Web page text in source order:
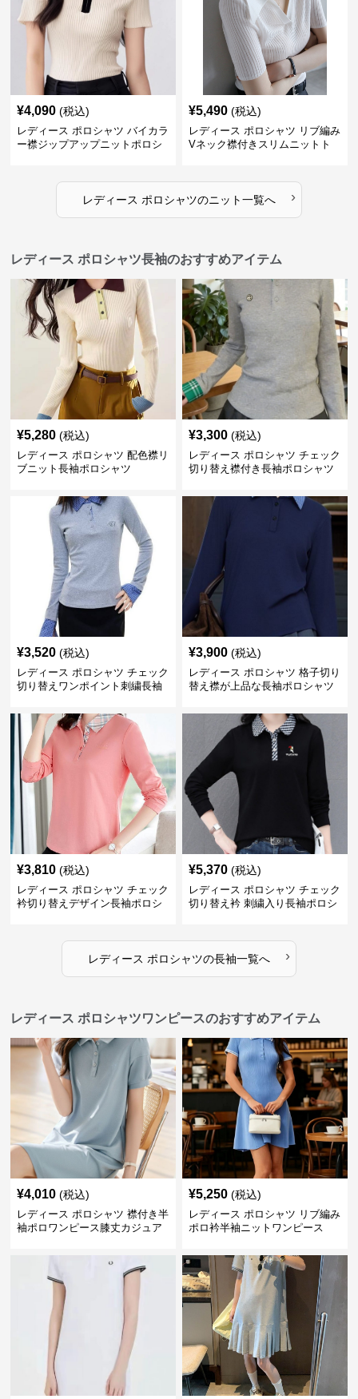
¥4,090 (税込)
レディース ポロシャツ バイカラ
ー襟ジップアップニットポロシ
¥5,490 (税込)
レディース ポロシャツ リブ編み
Vネック襟付きスリムニットト
レディース ポロシャツのニット一覧へ ›
レディース ポロシャツ長袖のおすすめアイテム
¥5,280 (税込)
レディース ポロシャツ 配色襟リ
ブニット長袖ポロシャツ
¥3,300 (税込)
レディース ポロシャツ チェック
切り替え襟付き長袖ポロシャツ
¥3,520 (税込)
レディース ポロシャツ チェック
切り替えワンポイント刺繍長袖
¥3,900 (税込)
レディース ポロシャツ 格子切り
替え襟が上品な長袖ポロシャツ
¥3,810 (税込)
レディース ポロシャツ チェック
衿切り替えデザイン長袖ポロシ
¥5,370 (税込)
レディース ポロシャツ チェック
切り替え衿 刺繍入り長袖ポロシ
レディース ポロシャツの長袖一覧へ ›
レディース ポロシャツワンピースのおすすめアイテム
¥4,010 (税込)
レディース ポロシャツ 襟付き半
袖ポロワンピース膝丈カジュア
¥5,250 (税込)
レディース ポロシャツ リブ編み
ポロ衿半袖ニットワンピース